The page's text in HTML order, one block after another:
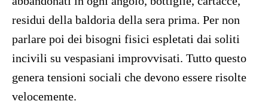
residui della baldoria della sera prima. Per non
parlare poi dei bisogni fisici espletati dai soliti
incivili su vespasiani improvvisati. Tutto questo
genera tensioni sociali che devono essere risolte
velocemente.